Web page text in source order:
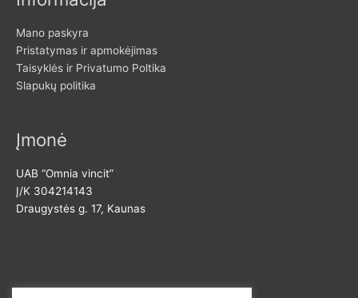
Mano paskyra
Pristatymas ir apmokėjimas
Taisyklės ir Privatumo Poltika
Slapukų politika
Įmonė
UAB “Omnia vincit”
Į/K 304214143
Draugystės g. 17, Kaunas